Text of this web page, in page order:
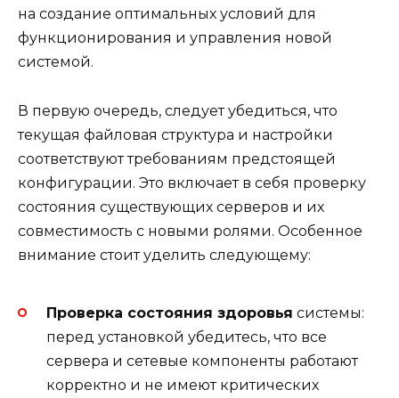
на создание оптимальных условий для
функционирования и управления новой
системой.
В первую очередь, следует убедиться, что
текущая файловая структура и настройки
соответствуют требованиям предстоящей
конфигурации. Это включает в себя проверку
состояния существующих серверов и их
совместимость с новыми ролями. Особенное
внимание стоит уделить следующему:
Проверка состояния здоровья системы:
перед установкой убедитесь, что все
сервера и сетевые компоненты работают
корректно и не имеют критических